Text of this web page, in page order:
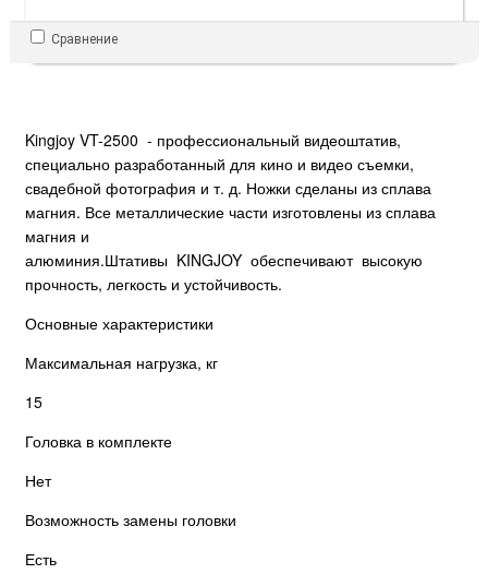
Сравнение
Kingjoy VT-2500 - профессиональный видеоштатив,
специально разработанный для кино и видео съемки,
свадебной фотография и т. д. Ножки сделаны из сплава
магния. Все металлические части изготовлены из сплава
магния и
алюминия.Штативы KINGJOY обеспечивают высокую
прочность, легкость и устойчивость.
Основные характеристики
Максимальная нагрузка, кг
15
Головка в комплекте
Нет
Возможность замены головки
Есть